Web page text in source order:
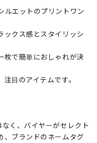
ルエットのプリントワン
ックス感とスタイリッシ
枚で簡単におしゃれが決
目のアイテムです。
く、バイヤーがセレクト
、ブランドのネームタグ